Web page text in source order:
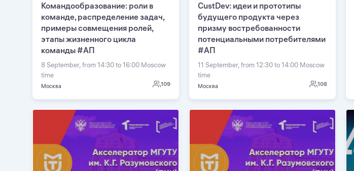
Командообразование: роли в
команде, распределение задач,
примеры совмещения ролей,
этапы жизненного цикла
команды #АП
8 September, from 14:30 to 16:00 Moscow
time
Москва 109
CustDev: идеи и прототипы
будущего продукта через
призму востребованности
потенциальными потребителями
#АП
11 September, from 12:30 to 14:00 Moscow
time
Москва 108